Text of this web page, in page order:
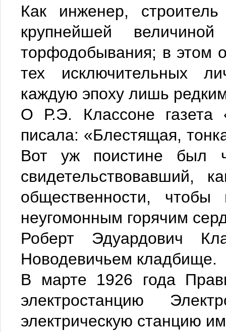
Как инженер,
крупнейшей
торфодобывания; в этом
тех исключительных
каждую эпоху лишь
О Р.Э. Классоне
писала: «Блестящая,
Вот уж поистине был
свидетельствовавший,
общественности,
неугомонным горячим
Роберт Эдуардович
Новодевичьем кладбище.
В марте 1926 года
электростанцию
электрическую станцию